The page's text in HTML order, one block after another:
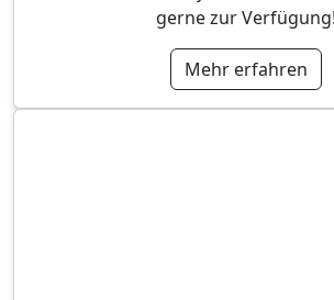
gerne zur Verfügung!
Mehr erfahren